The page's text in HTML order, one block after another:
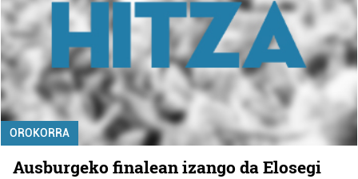
OROKORRA
Ausburgeko finalean izango da Elosegi